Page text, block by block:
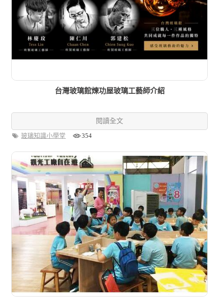
台灣玻璃館煉功屋玻璃工藝師介紹
閱讀全文
玻璃知識小學堂
354